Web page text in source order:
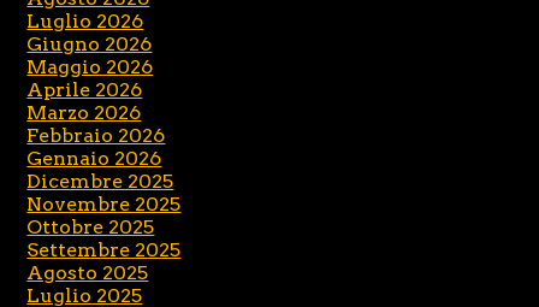
Luglio 2026
Giugno 2026
Maggio 2026
Aprile 2026
Marzo 2026
Febbraio 2026
Gennaio 2026
Dicembre 2025
Novembre 2025
Ottobre 2025
Settembre 2025
Agosto 2025
Luglio 2025